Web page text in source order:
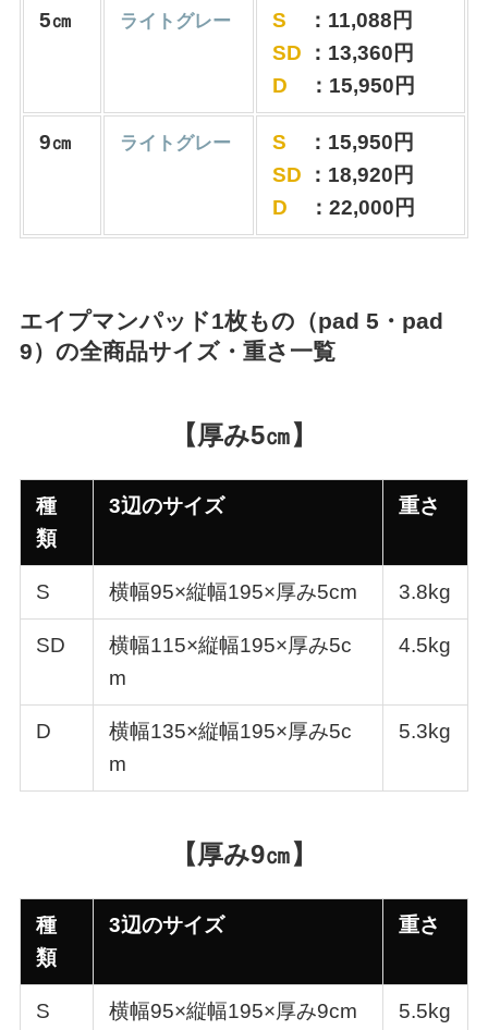
5㎝ ライトグレー S ：11,088円
SD ：13,360円
D ：15,950円
9㎝ ライトグレー S
：15,950円
SD
：18,920円
D ：22,000円
エイプマンパッド1枚もの（pad 5・pad
9）の全商品サイズ・重さ一覧
【厚み5㎝】
種
類
3辺のサイズ 重さ
S 横幅95×縦幅195×厚み5cm 3.8kg
SD
横幅115×縦幅195×厚み5c
m
4.5kg
D
横幅135×縦幅195×厚み5c
m
5.3kg
【厚み9㎝】
種
類
3辺のサイズ 重さ
S 横幅95×縦幅195×厚み9cm 5.5kg